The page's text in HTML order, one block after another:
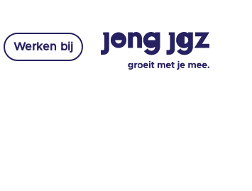
Werken bij